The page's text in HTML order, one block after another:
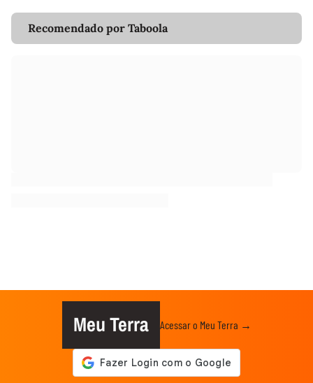
Recomendado por Taboola
Meu Terra Acessar o Meu Terra →